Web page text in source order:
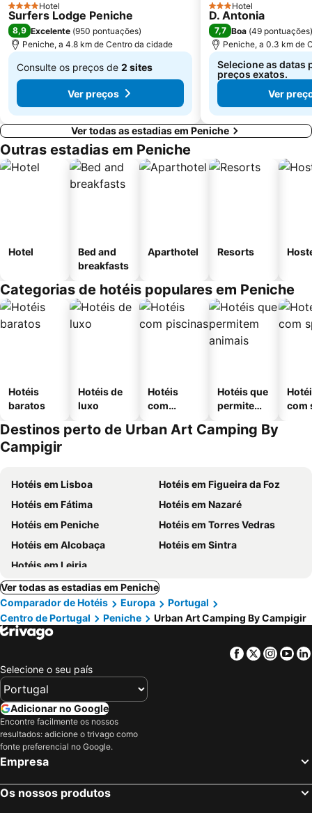
Centro da Juventude das Caldas da Rainha
4 Estrelas
Hotel
Surfers Lodge Peniche
8,9 Excelente (950 pontuações)
Peniche, a 4.8 km de Centro da cidade
Consulte os preços de 2 sites
De
€ 128 Ver preços
3 Estrelas
Hotel
D. Antonia
7,7 Boa (49 pontuações)
Peniche, a 0.3 km de
Selecione as datas
preços exatos.
Ver
Ver todas as estadias em Peniche
Outras estadias em Peniche
Hotel
Bed and
breakfasts
Aparthotel Resorts
Categorias de hotéis populares em Peniche
Hotéis
baratos
Hotéis de
luxo
Hotéis
com
Hotéis que
permitem
com
Destinos perto de Urban Art Camping By
Campigir
Hotéis em Lisboa
Hotéis em Figueira da Foz
Hotéis em Fátima
Hotéis em Nazaré
Hotéis em Peniche
Hotéis em Torres Vedras
Hotéis em Alcobaça
Hotéis em Sintra
Hotéis em Leiria
Ver todas as estadias em Peniche
Comparador de Hotéis
Europa
Portugal
Centro de Portugal
Peniche Urban Art Camping By Campigir
Facebook
Twitter
Selecione o seu país
Adicionar no Google
Encontre facilmente os nossos
resultados: adicione o trivago como
fonte preferencial no Google.
Empresa
Os nossos produtos